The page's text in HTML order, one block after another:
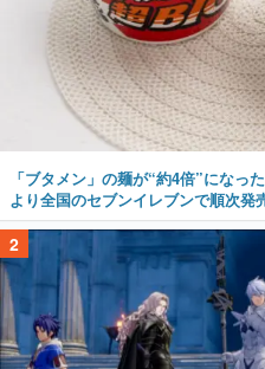
「ブタメン」の麺が“約4倍”になっ
より全国のセブンイレブンで順次発
2